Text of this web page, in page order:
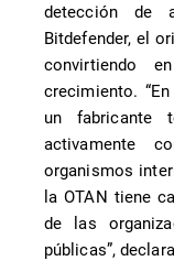
detección de
Bitdefender, el
convirtiendo
crecimiento.
un fabricante
activamente
organismos
la OTAN tiene
de las
públicas”,